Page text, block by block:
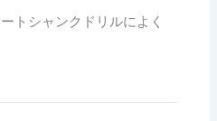
トシャンクドリルによく